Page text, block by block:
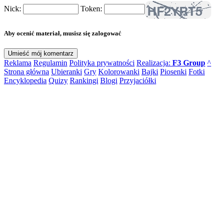
Nick: Token:
Aby ocenić materiał, musisz się zalogować
Reklama Regulamin Polityka prywatności Realizacja: F3 Group ^
Strona główna Ubieranki Gry Kolorowanki Bajki Piosenki Fotki
Encyklopedia Quizy Rankingi Blogi Przyjaciółki